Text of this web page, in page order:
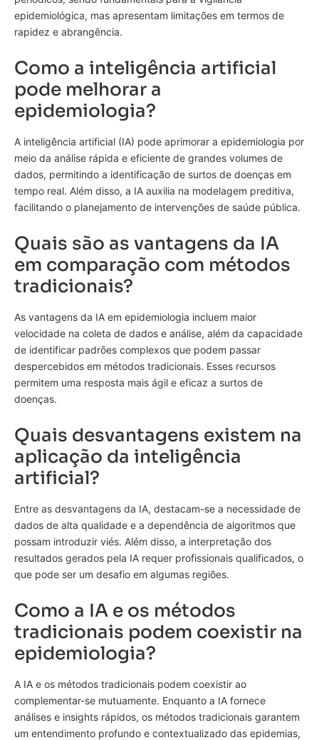
epidemiológica, mas apresentam limitações em termos de
rapidez e abrangência.
Como a inteligência artificial
pode melhorar a
epidemiologia?
A inteligência artificial (IA) pode aprimorar a epidemiologia por
meio da análise rápida e eficiente de grandes volumes de
dados, permitindo a identificação de surtos de doenças em
tempo real. Além disso, a IA auxilia na modelagem preditiva,
facilitando o planejamento de intervenções de saúde pública.
Quais são as vantagens da IA
em comparação com métodos
tradicionais?
As vantagens da IA em epidemiologia incluem maior
velocidade na coleta de dados e análise, além da capacidade
de identificar padrões complexos que podem passar
despercebidos em métodos tradicionais. Esses recursos
permitem uma resposta mais ágil e eficaz a surtos de
doenças.
Quais desvantagens existem na
aplicação da inteligência
artificial?
Entre as desvantagens da IA, destacam-se a necessidade de
dados de alta qualidade e a dependência de algoritmos que
possam introduzir viés. Além disso, a interpretação dos
resultados gerados pela IA requer profissionais qualificados, o
que pode ser um desafio em algumas regiões.
Como a IA e os métodos
tradicionais podem coexistir na
epidemiologia?
A IA e os métodos tradicionais podem coexistir ao
complementar-se mutuamente. Enquanto a IA fornece
análises e insights rápidos, os métodos tradicionais garantem
um entendimento profundo e contextualizado das epidemias,